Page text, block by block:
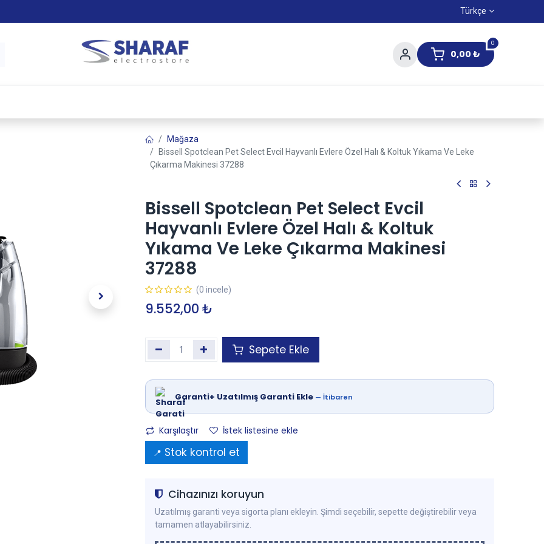
Türkçe
0
0,00 ₺
Mağaza
Bissell Spotclean Pet Select Evcil Hayvanlı Evlere Özel Halı & Koltuk Yıkama Ve Leke
Çıkarma Makinesi 37288
Bissell Spotclean Pet Select Evcil
Hayvanlı Evlere Özel Halı & Koltuk
Yıkama Ve Leke Çıkarma Makinesi
37288
(0 incele)
9.552,00 ₺
Sepete Ekle
Garanti+ Uzatılmış Garanti Ekle — İtibaren
Karşılaştır
İstek listesine ekle
📍 Stok kontrol et
Cihazınızı koruyun
Uzatılmış garanti veya sigorta planı ekleyin. Şimdi seçebilir, sepette değiştirebilir veya
tamamen atlayabilirsiniz.